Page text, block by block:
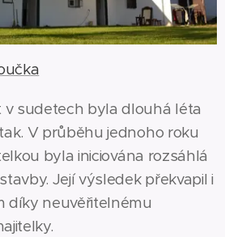
v sudetech byla dlouhá léta
V průběhu jednoho roku
byla iniciována rozsáhlá
Její výsledek překvapil i
díky neuvěřitelnému